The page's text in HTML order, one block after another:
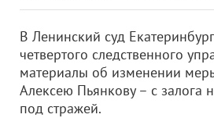
В Ленинский суд
четвертого следственного
материалы об изменении
Алексею Пьянкову – с залога
под стражей.